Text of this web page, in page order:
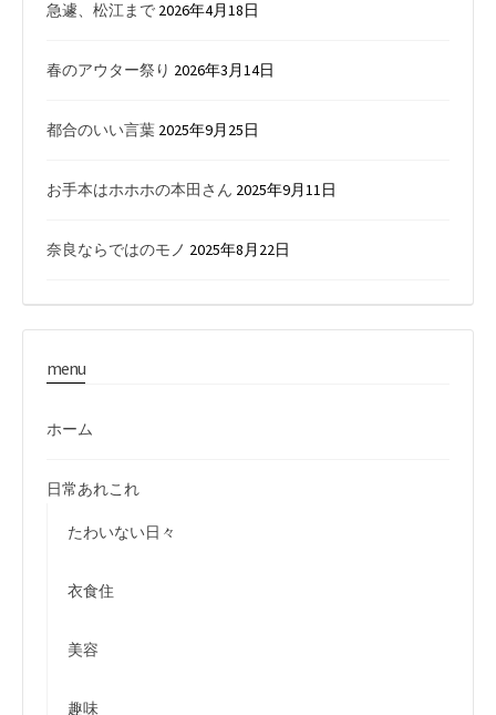
急遽、松江まで 2026年4月18日
春のアウター祭り 2026年3月14日
都合のいい言葉 2025年9月25日
お手本はホホホの本田さん 2025年9月11日
奈良ならではのモノ 2025年8月22日
menu
ホーム
日常あれこれ
たわいない日々
衣食住
美容
趣味